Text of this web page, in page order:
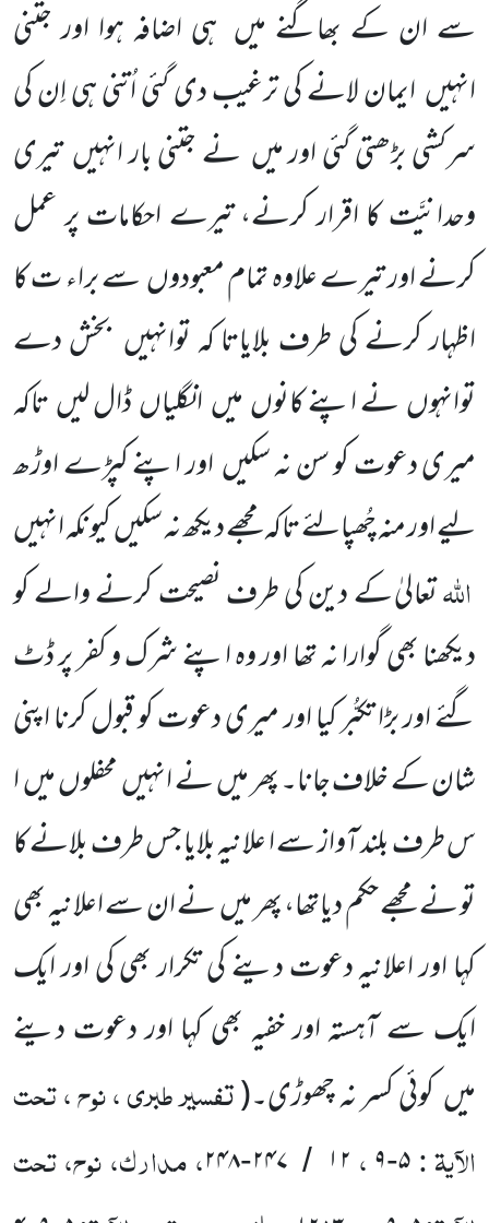
سے ان کے بھاگنے میں ہی اضافہ ہوا اور جتنی
انہیںایمان لانے کی ترغیب دی گئی اُتنی ہی اِن کی
سرکشی بڑھتی گئی اور میں نے جتنی بار انہیںتیری
وحدانیَّت کا اقرار کرنے، تیرے احکامات پر عمل
کرنے اور تیرے علاوہ تمام معبودوںسے براء ت کا
اظہار کرنے کی طرف بلایاتا کہ توانہیں بخش دے
توانہوںنے اپنے کانوںمیںانگلیاںڈال لیںتاکہ
میری دعوت کو سن نہ سکیںاور اپنے کپڑے اوڑھ
لیے اور منہچُھپالئے تاکہ مجھے دیکھ نہ سکیںکیونکہ انہیں
اللّٰہتعالیٰ کے دین کی طرف نصیحت کرنے والےکو
دیکھنا بھی گوارا نہ تھا اور وہ اپنے شرک و کفر پر ڈٹ
گئے اور بڑا تکبُّر کیا اور میری دعوت کو قبول کرنا اپنی
شان کے خلاف جانا۔ پھر میںنے انہیںمحفلوںمیںا
س طرف بلند آواز سے ا علانیہ بلایا جس طرف بلانے کا
تو نے مجھے حکم دیاتھا، پھر میںنے ان سے اعلانیہ بھی
کہا اور اعلانیہ دعوت دینے کی تکرار بھی کی اور ایک
ایک سے آہستہ اور خفیہ بھی کہا اور دعوت دینے
میںکوئی کسر نہ چھوڑی۔(تفسیر طبری ، نوح ، تحت
الآیۃ :۵-۹،۱۲ / ۲۴۷-۲۴۸، مدارک، نوح، تحت